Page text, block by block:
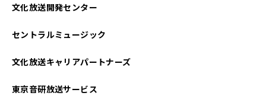
文化放送開発センター
セントラルミュージック
文化放送キャリアパートナーズ
東京音研放送サービス